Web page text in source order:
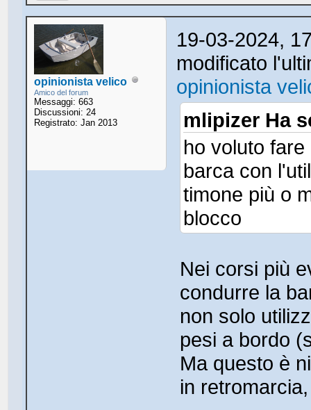
opinionista velico
Amico del forum
Messaggi: 663
Discussioni: 24
Registrato: Jan 2013
19-03-2024,
modificato
opinionista
mlipizer Ha
ho voluto
barca con
timone più o
blocco
Nei corsi più
condurre la
non solo
pesi a bordo
Ma questo è
in